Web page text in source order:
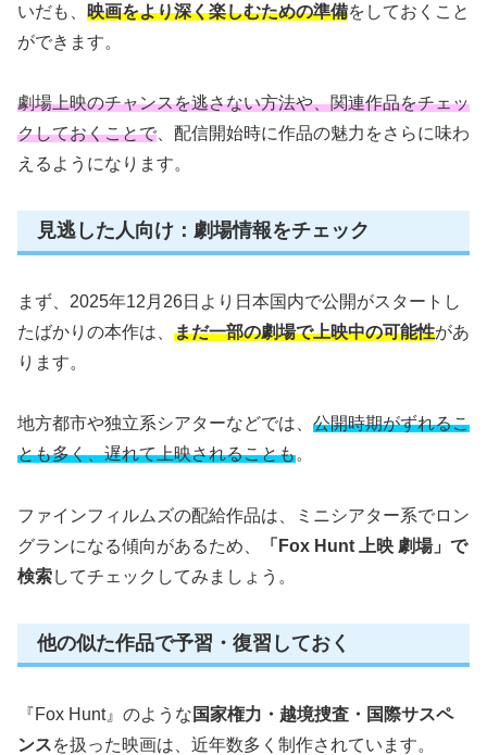
いだも、 映画をより深く楽しむための準備をしておくこと
ができます。
劇場上映のチャンスを逃さない方法や、関連作品をチェッ
クしておくことで 、配信開始時に作品の魅力をさらに味わ
えるようになります。
見逃した人向け：劇場情報をチェック
まず、2025年12月26日より日本国内で公開がスタートし
たばかりの本作は、 まだ一部の劇場で上映中の可能性があ
ります。
地方都市や独立系シアターなどでは、 公開時期がずれるこ
とも多く、遅れて上映されることも。
ファインフィルムズの配給作品は、ミニシアター系でロン
グランになる傾向があるため、
「Fox Hunt 上映 劇場」で
検索してチェックしてみましょう。
他の似た作品で予習・復習しておく
『Fox Hunt』のような 国家権力・越境捜査・国際サスペ
ンスを扱った映画は、近年数多く制作されています。